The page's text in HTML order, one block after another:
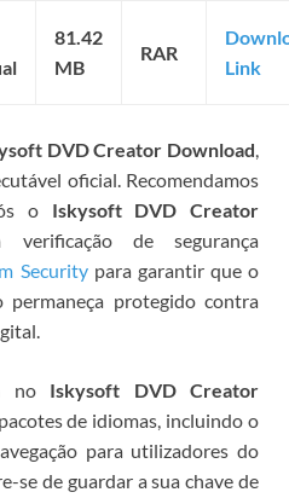
81.42
MB
RAR
Link
DVD Creator Download,
oficial. Recomendamos
o Iskysoft DVD Creator
de segurança
Securitypara garantir que o
protegido contra
no Iskysoft DVD Creator
de idiomas, incluindo o
para utilizadores do
se de guardar a sua chave de